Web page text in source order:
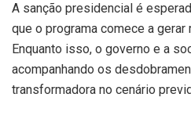
A sanção presidencial é
que o programa comece a
Enquanto isso, o governo e a
acompanhando os
transformadora no cenário